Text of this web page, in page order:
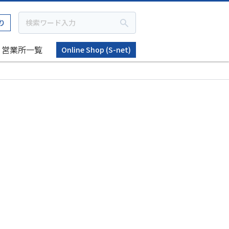
営業所一覧
Online Shop (S-net)